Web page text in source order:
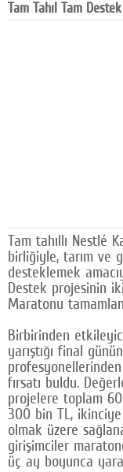
Facebook
Künye
SOSYAL MEDYA
Facebook
Twitter
Google Plus
© 2026 TÜM HAKLARI
Tam Tahıl Tam
Tam tahıllı Nestlé
birliğiyle, tarım ve
desteklemek
Destek projesinin
Maratonu
Birbirinden
yarıştığı final
fırsatı buldu.
projelere toplam
300 bin TL,
olmak üzere
girişimciler
üç ay boyunca